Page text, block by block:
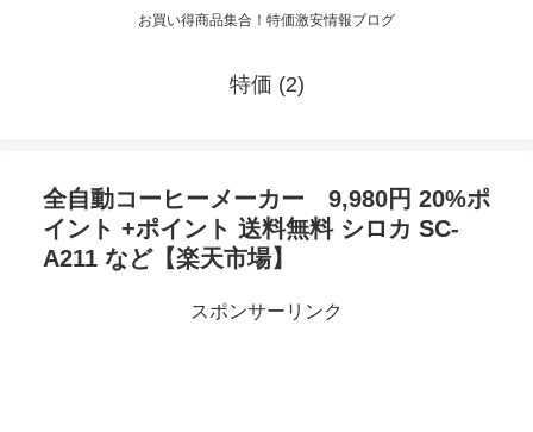
お買い得商品集合！特価激安情報ブログ
特価 (2)
全自動コーヒーメーカー 9,980円 20%ポ
イント +ポイント 送料無料 シロカ SC-
A211 など【楽天市場】
スポンサーリンク